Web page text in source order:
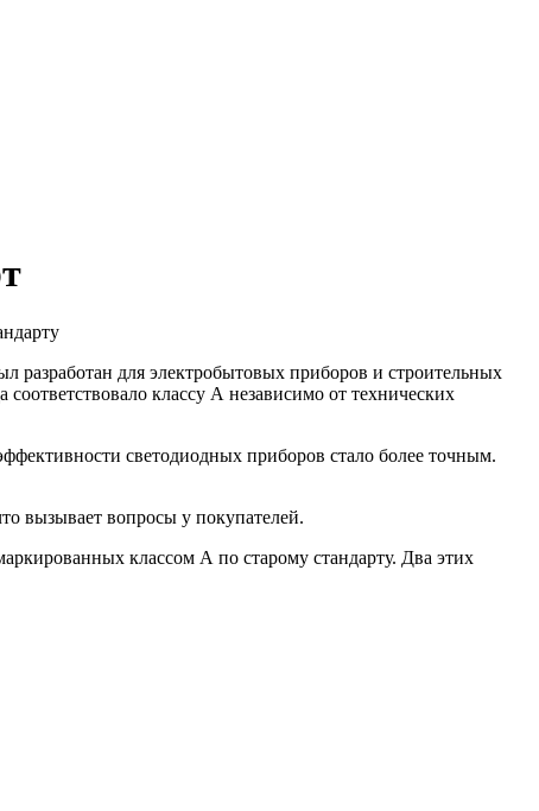
разработан для электробытовых приборов и строительных
соответствовало классу А независимо от технических
светодиодных приборов стало более точным.
вызывает вопросы у покупателей.
классом А по старому стандарту. Два этих